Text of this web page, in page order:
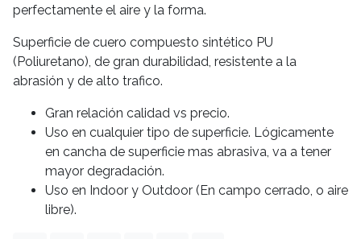
perfectamente el aire y la forma.
Superficie de cuero compuesto sintético PU
(Poliuretano), de gran durabilidad, resistente a la
abrasión y de alto trafico.
Gran relación calidad vs precio.
Uso en cualquier tipo de superficie. Lógicamente
en cancha de superficie mas abrasiva, va a tener
mayor degradación.
Uso en Indoor y Outdoor (En campo cerrado, o aire
libre).